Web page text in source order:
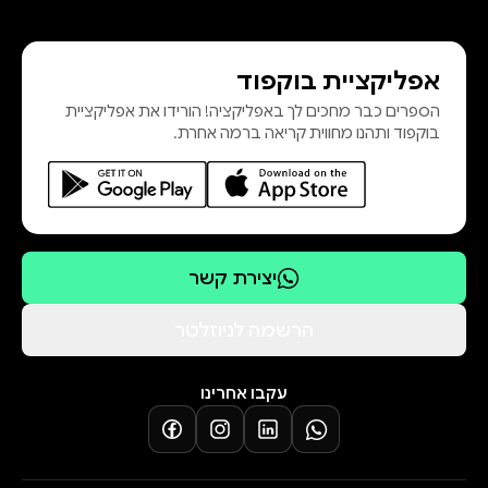
אפליקציית בוקפוד
הספרים כבר מחכים לך באפליקציה! הורידו את אפליקציית
בוקפוד ותהנו מחווית קריאה ברמה אחרת.
יצירת קשר
עקבו אחרינו